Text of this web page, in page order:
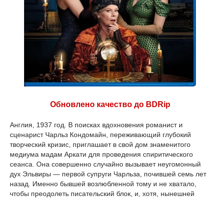
Обновлено качество до BDRip
Англия, 1937 год. В поисках вдохновения романист и
сценарист Чарльз Кондомайн, переживающий глубокий
творческий кризис, приглашает в свой дом знаменитого
медиума мадам Аркати для проведения спиритического
сеанса. Она совершенно случайно вызывает неугомонный
дух Эльвиры — первой супруги Чарльза, почившей семь лет
назад. Именно бывшей возлюбленной тому и не хватало,
чтобы преодолеть писательский блок, и, хотя, нынешней